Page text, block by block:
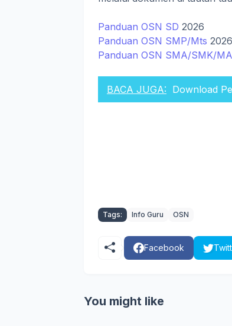
Panduan OSN SD 2026
Panduan OSN SMP/Mts 2026
Panduan OSN SMA/SMK/
BACA JUGA: Download
Tags: Info Guru OSN
Facebook
You might like